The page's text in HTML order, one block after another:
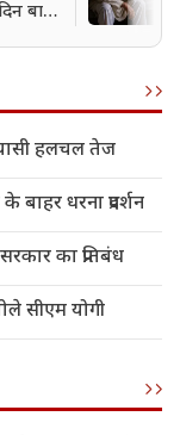
बाद
हलचल तेज
धरना प्रदर्शन
का प्रतिबंध
सीएम योगी